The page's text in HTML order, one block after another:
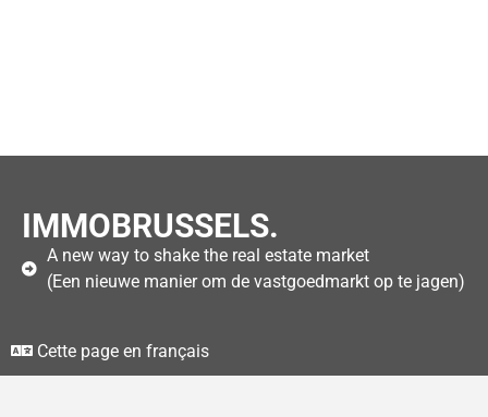
IMMOBRUSSELS.
A new way to shake the real estate market
(Een nieuwe manier om de vastgoedmarkt op te jagen)
Cette page en français